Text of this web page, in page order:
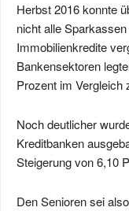
Herbst 2016 konnte
nicht alle
Immobilienkredite
Bankensektoren
Prozent im Vergleich
Noch deutlicher
Kreditbanken
Steigerung von 6,10
Den Senioren sei